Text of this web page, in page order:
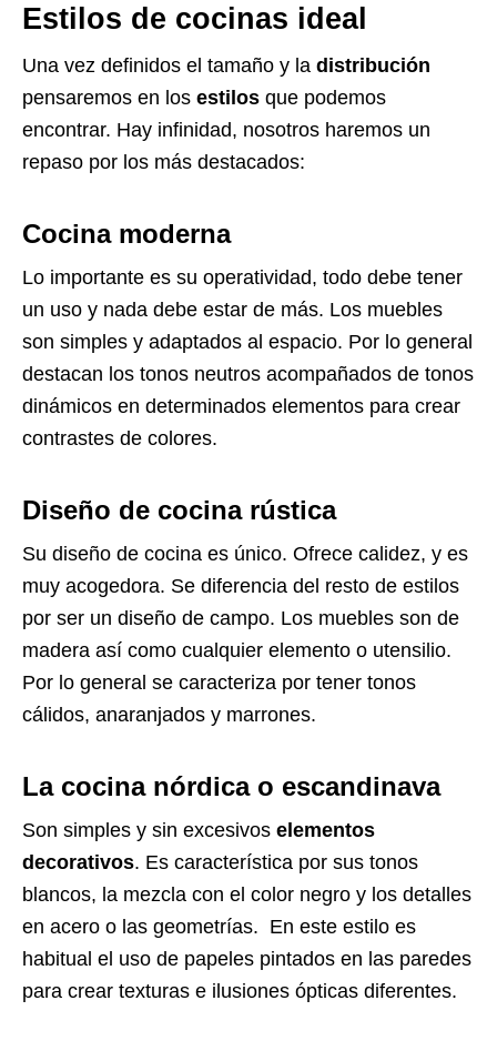
Estilos de cocinas ideal
Una vez definidos el tamaño y la distribución
pensaremos en los estilos que podemos
encontrar. Hay infinidad, nosotros haremos un
repaso por los más destacados:
Cocina moderna
Lo importante es su operatividad, todo debe tener
un uso y nada debe estar de más. Los muebles
son simples y adaptados al espacio. Por lo general
destacan los tonos neutros acompañados de tonos
dinámicos en determinados elementos para crear
contrastes de colores.
Diseño de cocina rústica
Su diseño de cocina es único. Ofrece calidez, y es
muy acogedora. Se diferencia del resto de estilos
por ser un diseño de campo. Los muebles son de
madera así como cualquier elemento o utensilio.
Por lo general se caracteriza por tener tonos
cálidos, anaranjados y marrones.
La cocina nórdica o escandinava
Son simples y sin excesivos elementos
decorativos. Es característica por sus tonos
blancos, la mezcla con el color negro y los detalles
en acero o las geometrías. En este estilo es
habitual el uso de papeles pintados en las paredes
para crear texturas e ilusiones ópticas diferentes.